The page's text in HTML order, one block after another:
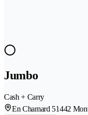
Jumbo
Cash + Carry
En Chamard 51442